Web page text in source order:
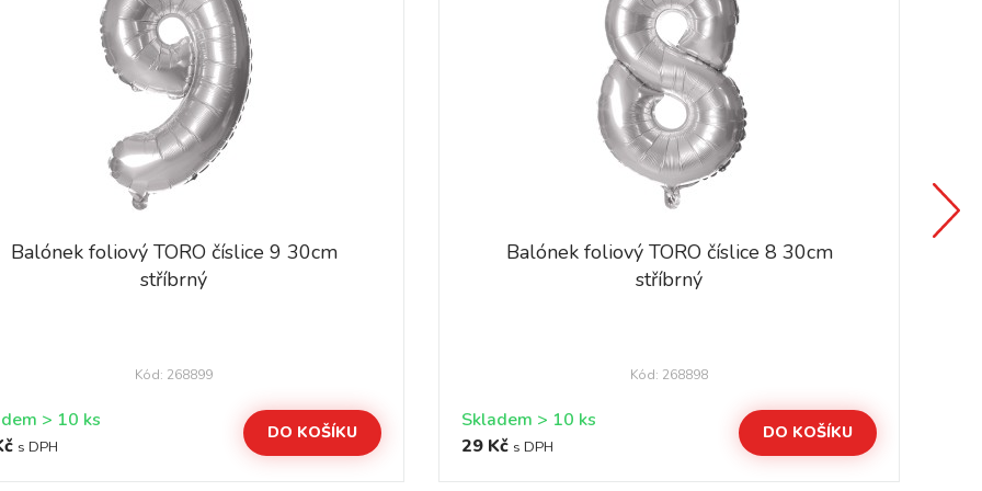
Balónek foliový TORO číslice 9 30cm
stříbrný
Kód: 268899
Skladem > 10 ks
s DPH
DO KOŠÍKU
Balónek foliový TORO číslice 8 30cm
stříbrný
Kód: 268898
Skladem > 10 ks
29 Kč s DPH
DO KOŠÍKU